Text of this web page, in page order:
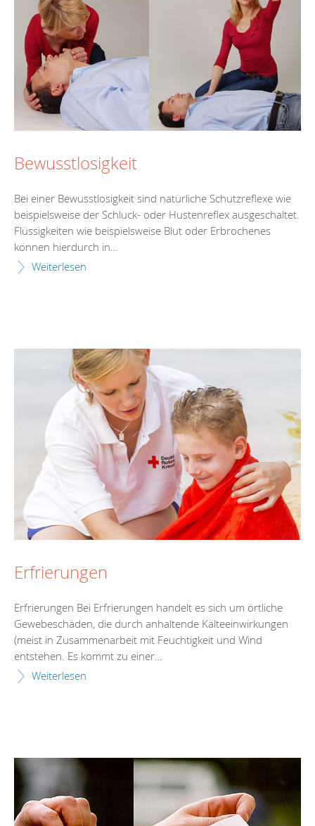
Bewusstlosigkeit
Bei einer Bewusstlosigkeit sind natürliche Schutzreflexe wie
beispielsweise der Schluck- oder Hustenreflex ausgeschaltet.
Flüssigkeiten wie beispielsweise Blut oder Erbrochenes
können hierdurch in…
Weiterlesen
Erfrierungen
Erfrierungen Bei Erfrierungen handelt es sich um örtliche
Gewebeschäden, die durch anhaltende Kälteeinwirkungen
(meist in Zusammenarbeit mit Feuchtigkeit und Wind
entstehen. Es kommt zu einer…
Weiterlesen